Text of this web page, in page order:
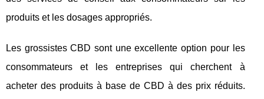
produits et les dosages appropriés.
Les grossistes CBD sont une excellente option pour les
consommateurs et les entreprises qui cherchent à
acheter des produits à base de CBD à des prix réduits.